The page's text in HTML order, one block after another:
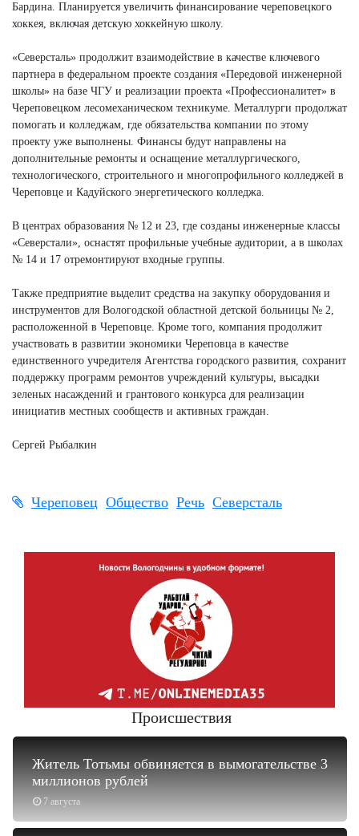
Бардина. Планируется увеличить финансирование череповецкого
хоккея, включая детскую хоккейную школу.
«Северсталь» продолжит взаимодействие в качестве ключевого
партнера в федеральном проекте создания «Передовой инженерной
школы» на базе ЧГУ и реализации проекта «Профессионалитет» в
Череповецком лесомеханическом техникуме. Металлурги продолжат
помогать и колледжам, где обязательства компании по этому
проекту уже выполнены. Финансы будут направлены на
дополнительные ремонты и оснащение металлургического,
технологического, строительного и многопрофильного колледжей в
Череповце и Кадуйского энергетического колледжа.
В центрах образования № 12 и 23, где созданы инженерные классы
«Северстали», оснастят профильные учебные аудитории, а в школах
№ 14 и 17 отремонтируют входные группы.
Также предприятие выделит средства на закупку оборудования и
инструментов для Вологодской областной детской больницы № 2,
расположенной в Череповце. Кроме того, компания продолжит
участвовать в развитии экономики Череповца в качестве
единственного учредителя Агентства городского развития, сохранит
поддержку программ ремонтов учреждений культуры, высадки
зеленых насаждений и грантового конкурса для реализации
инициатив местных сообществ и активных граждан.
Сергей Рыбалкин
Череповец Общество Речь Северсталь
Происшествия
7 августа
Житель Тотьмы обвиняется в вымогательстве 3
миллионов рублей